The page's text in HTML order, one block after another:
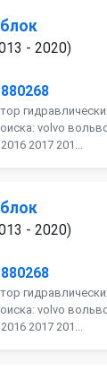
- 2020)
volvo
2017 201...
- 2020)
volvo
2017 201...